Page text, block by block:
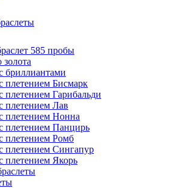
585 пробы
золота
бриллиантами
плетением Бисмарк
плетением Гарибальди
плетением Лав
плетением Нонна
плетением Панцирь
плетением Ромб
плетением Сингапур
плетением Якорь